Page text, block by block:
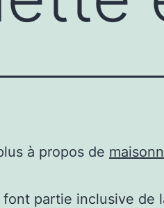
à propos de
partie inclusive de